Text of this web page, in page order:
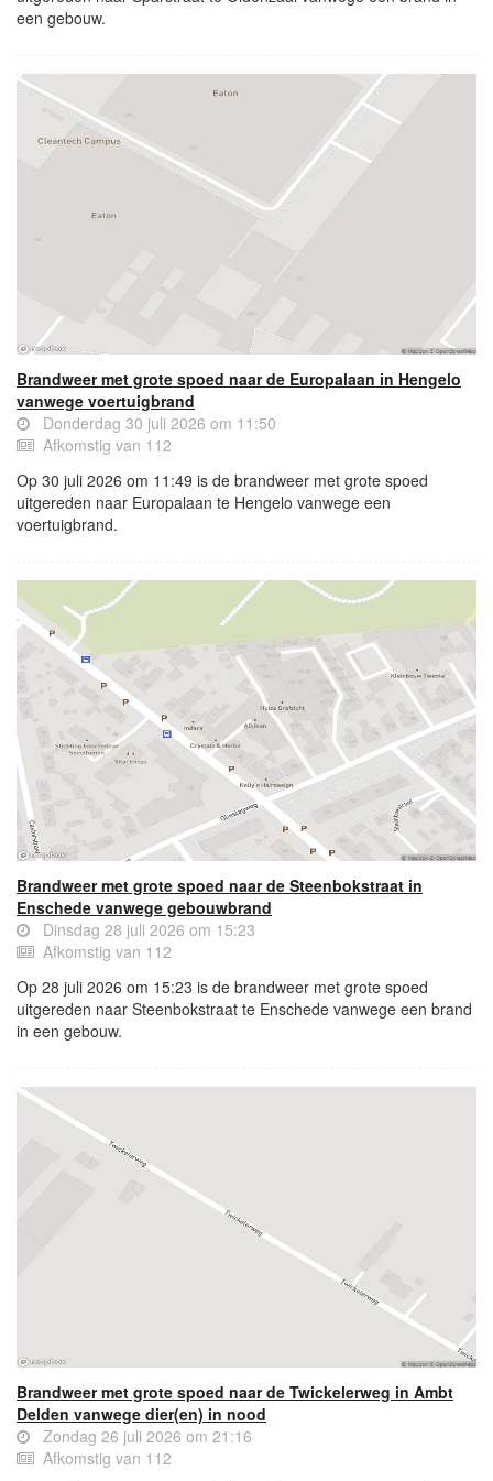
een gebouw.
Brandweer met grote spoed naar de Europalaan in Hengelo
vanwege voertuigbrand
Donderdag 30 juli 2026 om 11:50
Afkomstig van 112
Op 30 juli 2026 om 11:49 is de brandweer met grote spoed
uitgereden naar Europalaan te Hengelo vanwege een
voertuigbrand.
Brandweer met grote spoed naar de Steenbokstraat in
Enschede vanwege gebouwbrand
Dinsdag 28 juli 2026 om 15:23
Afkomstig van 112
Op 28 juli 2026 om 15:23 is de brandweer met grote spoed
uitgereden naar Steenbokstraat te Enschede vanwege een brand
in een gebouw.
Brandweer met grote spoed naar de Twickelerweg in Ambt
Delden vanwege dier(en) in nood
Zondag 26 juli 2026 om 21:16
Afkomstig van 112